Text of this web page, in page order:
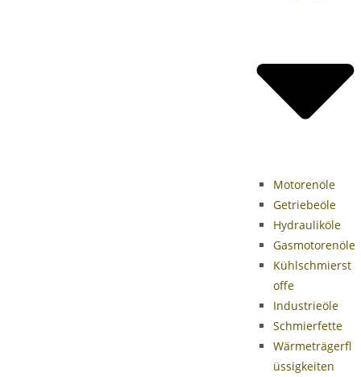
Motorenöle
Getriebeöle
Hydrauliköle
Gasmotorenöle
Kühlschmierst
offe
Industrieöle
Schmierfette
Wärmeträgerfl
üssigkeiten